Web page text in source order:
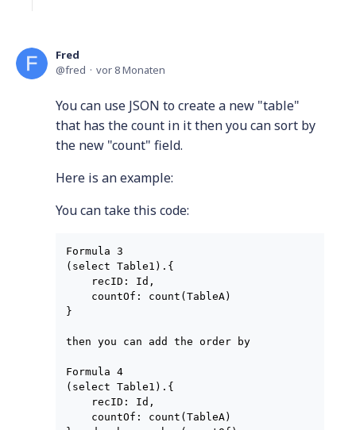
Fred
fred
vor 8 Monaten
You can use JSON to create a new "table"
that has the count in it then you can sort by
the new "count" field.
Here is an example:
You can take this code:
Formula 3
(select Table1).{
    recID: Id,
    countOf: count(TableA)
}
then you can add the order by
Formula 4
(select Table1).{
    recID: Id,
    countOf: count(TableA)